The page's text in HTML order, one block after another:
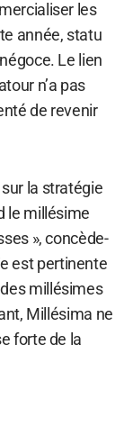
les
année, statu
Le lien
n’a pas
de revenir
la stratégie
le millésime
», concède-
est pertinente
millésimes
Millésima ne
forte de la